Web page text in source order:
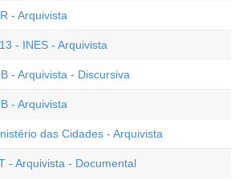
- Arquivista
- INES - Arquivista
- Arquivista - Discursiva
- Arquivista
das Cidades - Arquivista
- Arquivista - Documental